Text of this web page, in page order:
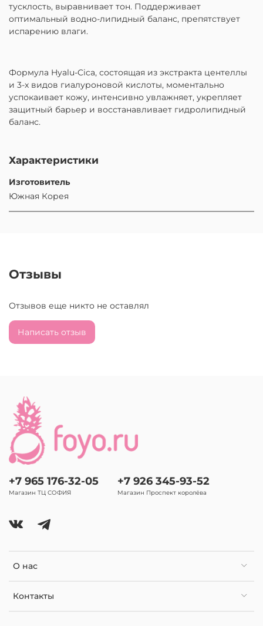
тусклость, выравнивает тон. Поддерживает
оптимальный водно-липидный баланс, препятствует
испарению влаги.
Формула Hyalu-Cica, состоящая из экстракта центеллы
и 3-х видов гиалуроновой кислоты, моментально
успокаивает кожу, интенсивно увлажняет, укрепляет
защитный барьер и восстанавливает гидролипидный
баланс.
Характеристики
Изготовитель
Южная Корея
Отзывы
Отзывов еще никто не оставлял
Написать отзыв
О нас
Контакты
+7 965 176-32-05
Магазин ТЦ СОФИЯ
+7 926 345-93-52
Магазин Проспект королёва